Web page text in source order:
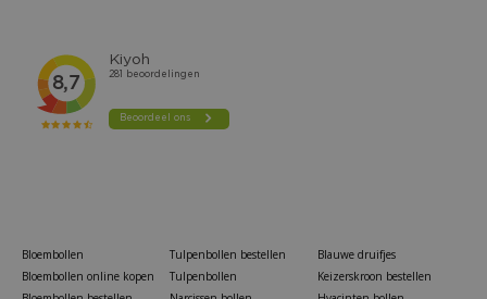
Bloembollen
Bloembollen online kopen
Tulpenbollen bestellen
Tulpenbollen
Blauwe druifjes
Keizerskroon bestellen